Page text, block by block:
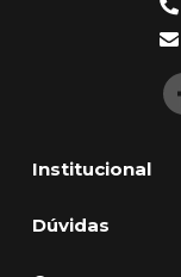
Institucional
Dúvidas